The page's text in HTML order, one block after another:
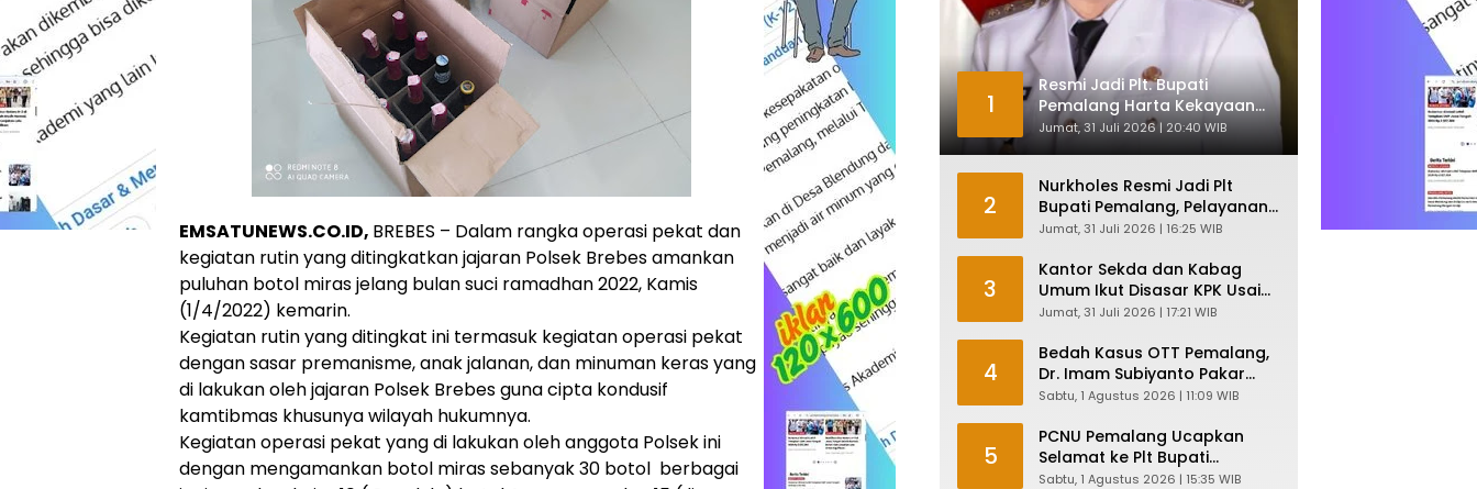
EMSATUNEWS.CO.ID, BREBES – Dalam rangka operasi pekat dan
kegiatan rutin yang ditingkatkan jajaran Polsek Brebes amankan
puluhan botol miras jelang bulan suci ramadhan 2022, Kamis
(1/4/2022) kemarin.
Kegiatan rutin yang ditingkat ini termasuk kegiatan operasi pekat
dengan sasar premanisme, anak jalanan, dan minuman keras yang
di lakukan oleh jajaran Polsek Brebes guna cipta kondusif
kamtibmas khusunya wilayah hukumnya.
Kegiatan operasi pekat yang di lakukan oleh anggota Polsek ini
dengan mengamankan botol miras sebanyak 30 botol berbagai
1
Resmi Jadi Plt. Bupati
Pemalang Harta Kekayaan
Nurkholes Sentuh Rp 12 Miliar
Jumat, 31 Juli 2026 | 20:40 WIB
2
Nurkholes Resmi Jadi Plt
Bupati Pemalang, Pelayanan
Publik Dijamin Tetap Lancar
Jumat, 31 Juli 2026 | 16:25 WIB
3
Kantor Sekda dan Kabag
Umum Ikut Disasar KPK Usai
Geledah Kantor Bupati
Jumat, 31 Juli 2026 | 17:21 WIB
4
Bedah Kasus OTT Pemalang,
Dr. Imam Subiyanto Pakar
Hukum Ungkap Teori
Sabtu, 1 Agustus 2026 | 11:09 WIB
5
PCNU Pemalang Ucapkan
Selamat ke Plt Bupati
Nurkholes: Pemimpin Adalah
Sabtu, 1 Agustus 2026 | 15:35 WIB